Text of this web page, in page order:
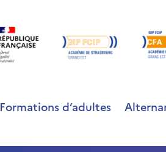
Formations d’adultes